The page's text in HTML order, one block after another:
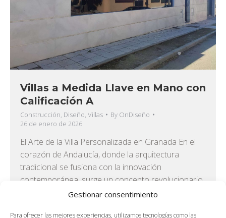
Gestionar consentimiento
Para ofrecer las mejores experiencias, utilizamos tecnologías como las
Villas a Medida Llave en Mano con
Calificación A
Construcción, Diseño, Villas By OnDiseño
26 de enero de 2026
El Arte de la Villa Personalizada en Granada En el
corazón de Andalucía, donde la arquitectura
tradicional se fusiona con la innovación
contemporánea, surge un concepto revolucionario
en el sector de la construcción residencial de